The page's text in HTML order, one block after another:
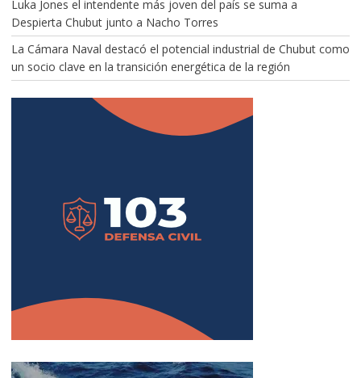
Luka Jones el intendente más joven del país se suma a
Despierta Chubut junto a Nacho Torres
La Cámara Naval destacó el potencial industrial de Chubut como
un socio clave en la transición energética de la región